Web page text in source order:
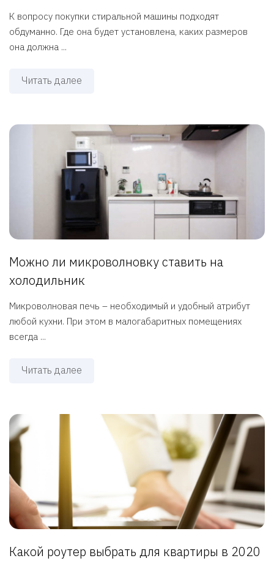
К вопросу покупки стиральной машины подходят
обдуманно. Где она будет установлена, каких размеров
она должна ...
Читать далее
Можно ли микроволновку ставить на
холодильник
Микроволновая печь – необходимый и удобный атрибут
любой кухни. При этом в малогабаритных помещениях
всегда ...
Читать далее
Какой роутер выбрать для квартиры в 2020